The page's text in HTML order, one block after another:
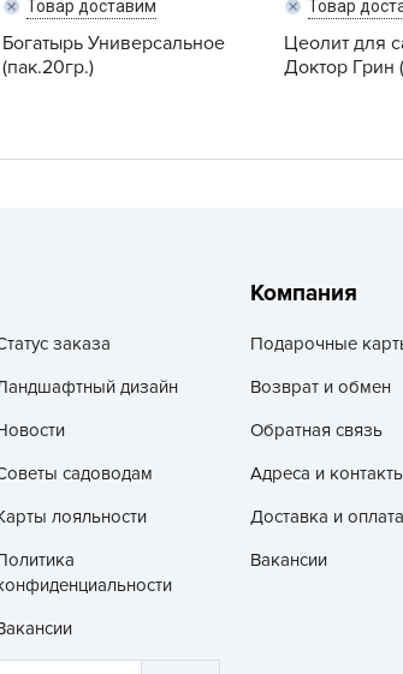
Товар доставим
Богатырь Универсальное
(пак.20гр.)
Товар
Цеолит для
Доктор Грин
заказа
дизайн
садоводам
лояльности
Компания
Подарочные
Возврат и обмен
Обратная связь
Адреса и
Доставка и оплата
Вакансии